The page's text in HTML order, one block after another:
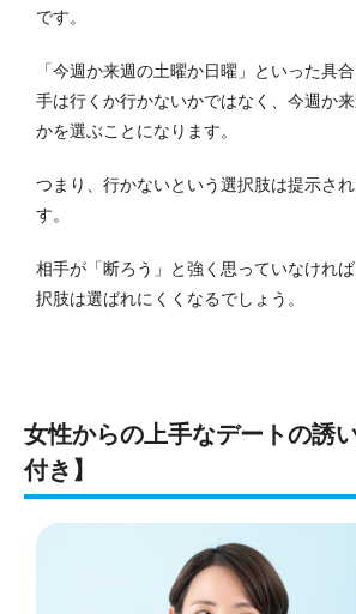
です。
「今週か来週の土曜か日曜」といった具
手は行くか行かないかではなく、今週か
かを選ぶことになります。
つまり、行かないという選択肢は提示さ
す。
相手が「断ろう」と強く思っていなけれ
択肢は選ばれにくくなるでしょう。
女性からの上手なデートの誘
付き】